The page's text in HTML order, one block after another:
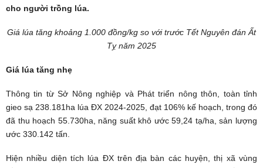
cho người trồng lúa.
Giá lúa tăng khoảng 1.000 đồng/kg so với trước Tết Nguyên đán Ất
Tỵ năm 2025
Giá lúa tăng nhẹ
Thông tin từ Sở Nông nghiệp và Phát triển nông thôn, toàn tỉnh
gieo sạ 238.181ha lúa ĐX 2024-2025, đạt 106% kế hoạch, trong đó
đã thu hoạch 55.730ha, năng suất khô ước 59,24 tạ/ha, sản lượng
ước 330.142 tấn.
Hiện nhiều diện tích lúa ĐX trên địa bàn các huyện, thị xã vùng